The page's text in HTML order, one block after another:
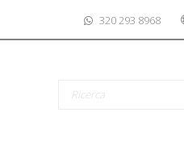
320 293 8968